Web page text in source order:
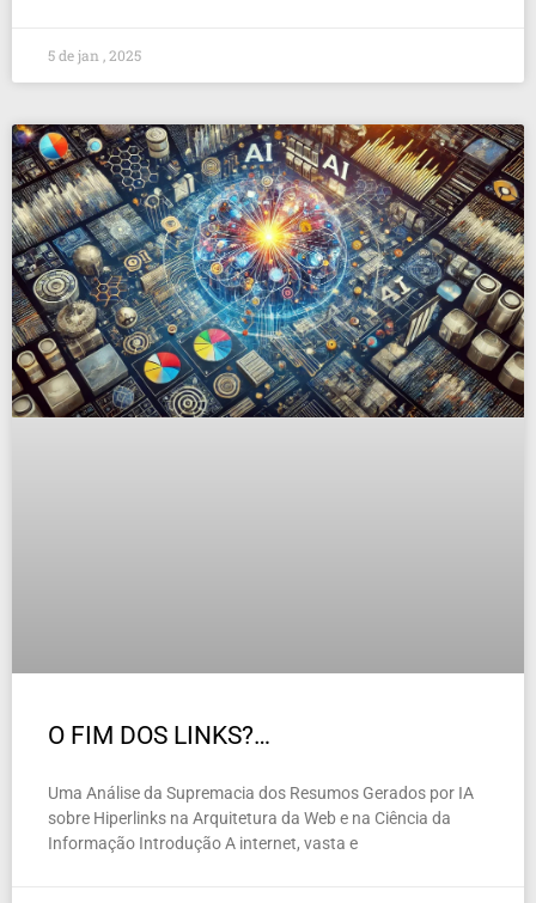
5 de jan , 2025
O FIM DOS LINKS?…
Uma Análise da Supremacia dos Resumos Gerados por IA
sobre Hiperlinks na Arquitetura da Web e na Ciência da
Informação Introdução A internet, vasta e